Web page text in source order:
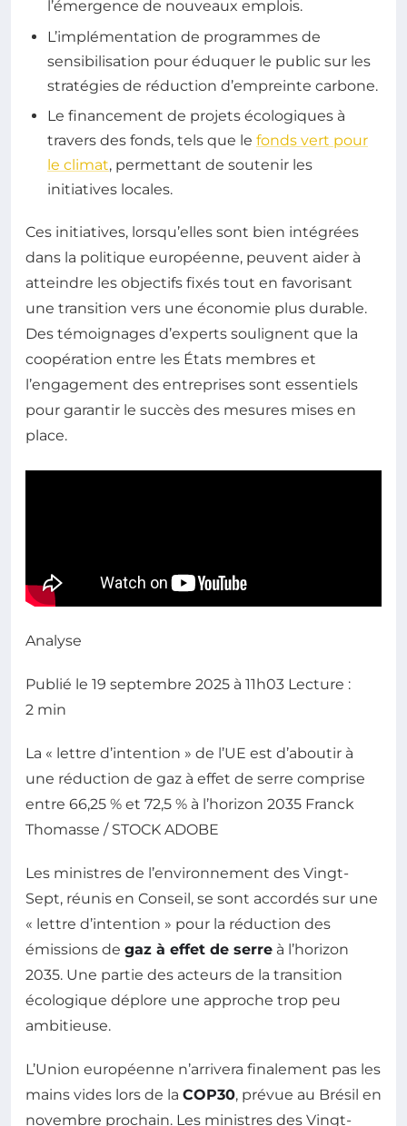
l’émergence de nouveaux emplois.
L’implémentation de programmes de
sensibilisation pour éduquer le public sur les
stratégies de réduction d’empreinte carbone.
Le financement de projets écologiques à
travers des fonds, tels que le fonds vert pour
le climat, permettant de soutenir les
initiatives locales.
Ces initiatives, lorsqu’elles sont bien intégrées
dans la politique européenne, peuvent aider à
atteindre les objectifs fixés tout en favorisant
une transition vers une économie plus durable.
Des témoignages d’experts soulignent que la
coopération entre les États membres et
l’engagement des entreprises sont essentiels
pour garantir le succès des mesures mises en
place.
Analyse
Publié le 19 septembre 2025 à 11h03 Lecture :
2 min
La « lettre d’intention » de l’UE est d’aboutir à
une réduction de gaz à effet de serre comprise
entre 66,25 % et 72,5 % à l’horizon 2035 Franck
Thomasse / STOCK ADOBE
Les ministres de l’environnement des Vingt-
Sept, réunis en Conseil, se sont accordés sur une
« lettre d’intention » pour la réduction des
émissions de gaz à effet de serre à l’horizon
2035. Une partie des acteurs de la transition
écologique déplore une approche trop peu
ambitieuse.
L’Union européenne n’arrivera finalement pas les
mains vides lors de la COP30, prévue au Brésil en
novembre prochain. Les ministres des Vingt-